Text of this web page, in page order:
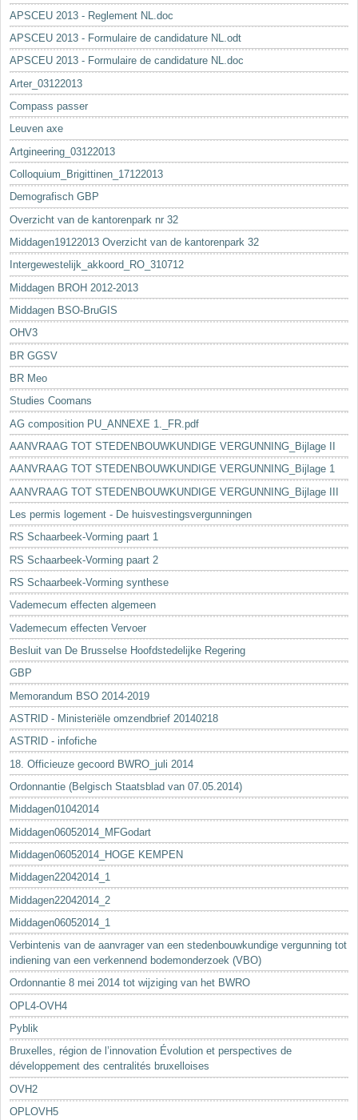
APSCEU 2013 - Reglement NL.doc
APSCEU 2013 - Formulaire de candidature NL.odt
APSCEU 2013 - Formulaire de candidature NL.doc
Arter_03122013
Compass passer
Leuven axe
Artgineering_03122013
Colloquium_Brigittinen_17122013
Demografisch GBP
Overzicht van de kantorenpark nr 32
Middagen19122013 Overzicht van de kantorenpark 32
Intergewestelijk_akkoord_RO_310712
Middagen BROH 2012-2013
Middagen BSO-BruGIS
OHV3
BR GGSV
BR Meo
Studies Coomans
AG composition PU_ANNEXE 1._FR.pdf
AANVRAAG TOT STEDENBOUWKUNDIGE VERGUNNING_Bijlage II
AANVRAAG TOT STEDENBOUWKUNDIGE VERGUNNING_Bijlage 1
AANVRAAG TOT STEDENBOUWKUNDIGE VERGUNNING_Bijlage III
Les permis logement - De huisvestingsvergunningen
RS Schaarbeek-Vorming paart 1
RS Schaarbeek-Vorming paart 2
RS Schaarbeek-Vorming synthese
Vademecum effecten algemeen
Vademecum effecten Vervoer
Besluit van De Brusselse Hoofdstedelijke Regering
GBP
Memorandum BSO 2014-2019
ASTRID - Ministeriële omzendbrief 20140218
ASTRID - infofiche
18. Officieuze gecoord BWRO_juli 2014
Ordonnantie (Belgisch Staatsblad van 07.05.2014)
Middagen01042014
Middagen06052014_MFGodart
Middagen06052014_HOGE KEMPEN
Middagen22042014_1
Middagen22042014_2
Middagen06052014_1
Verbintenis van de aanvrager van een stedenbouwkundige vergunning tot
indiening van een verkennend bodemonderzoek (VBO)
Ordonnantie 8 mei 2014 tot wijziging van het BWRO
OPL4-OVH4
Pyblik
Bruxelles, région de l’innovation Évolution et perspectives de
développement des centralités bruxelloises
OVH2
OPLOVH5